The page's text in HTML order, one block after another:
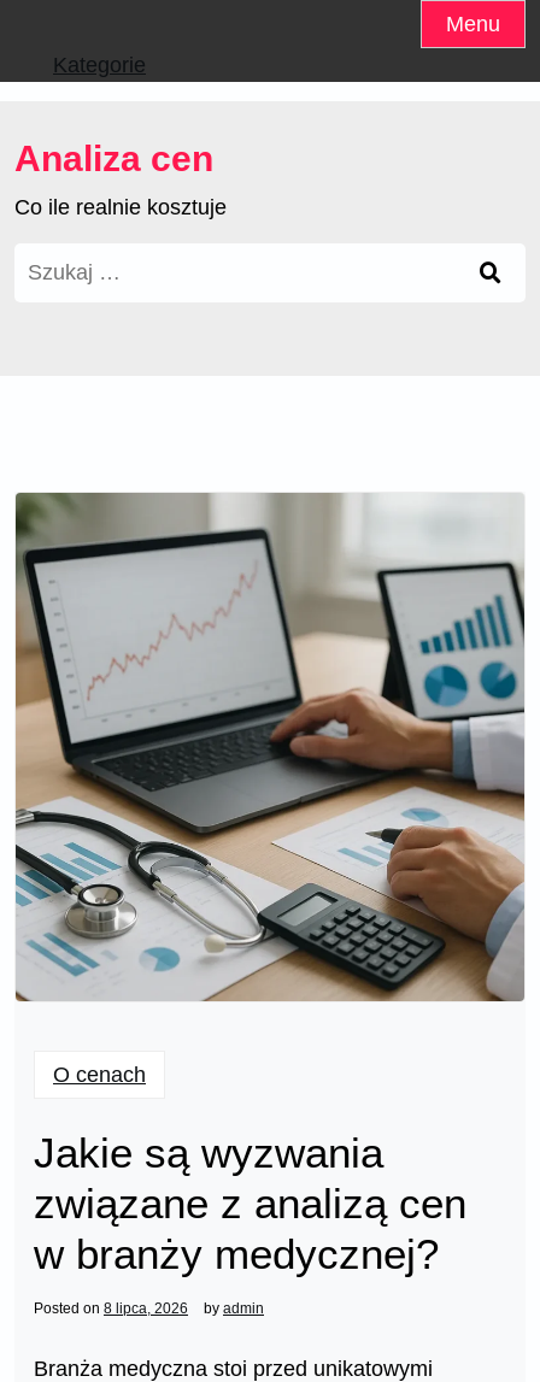
content
Menu
Kategorie
Analiza cen
Co ile realnie kosztuje
Szukaj:
O cenach
Jakie są wyzwania
związane z analizą cen
w branży medycznej?
Posted on 8 lipca, 2026 by admin
Branża medyczna stoi przed unikatowymi